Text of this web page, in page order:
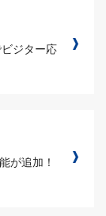
ジター応
が追加！